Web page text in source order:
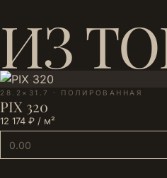
ИЗ
28.2×31.7 · ПОЛИРОВАННАЯ
PIX 320
12 174 ₽ / м²